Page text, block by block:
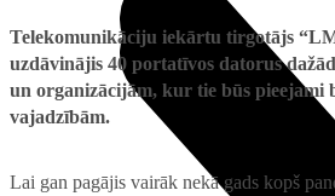
Telekomunikāciju iekārtu tirgotājs
uzdāvinājis 40 portatīvos datorus
un organizācijām, kur tie būs pieejami
vajadzībām.
Lai gan pagājis vairāk nekā gads kopš